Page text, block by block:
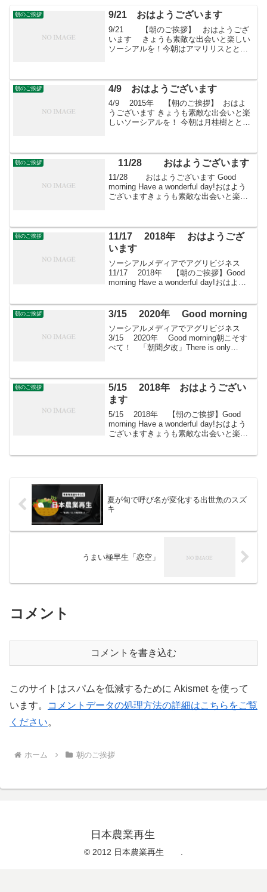
朝のご挨拶 9/21 おはようございます
9/21 【朝のご挨拶】 おはようござ
います きょうも素敵な出会いと楽しい
ソーシアルを！今朝はアマリリスととも
朝のご挨拶 4/9 おはようございます
4/9 2015年 【朝のご挨拶】 おはよ
うございます きょうも素敵な出会いと楽
しいソーシアルを！ 今朝は月桂樹ととも
はこちら
朝のご挨拶 11/28 おはようございます
11/28 おはようございます Good
morning Have a wonderful day!おはよう
ございますきょうも素敵な出会いと楽し
朝のご挨拶
11/17 2018年 おはようござ
います
ソーシアルメディアでアグリビジネス
11/17 2018年 【朝のご挨拶】Good
morning Have a wonderful day!おはよう
に・・・＊ 南アフ...
朝のご挨拶 3/15 2020年 Good morning
ソーシアルメディアでアグリビジネス
3/15 2020年 Good morning朝こそす
べて！ 「朝聞夕改」There is only
消...
朝のご挨拶
5/15 2018年 おはようござい
ます
5/15 2018年 【朝のご挨拶】Good
morning Have a wonderful day!おはよう
ございますきょうも素敵な出会いと楽し
夏が旬で呼び名が変化する出世魚のスズ
キ
うまい極早生「恋空」
コメント
コメントを書き込む
このサイトはスパムを低減するために Akismet を使って
います。
コメントデータの処理方法の詳細はこちらをご覧
ください。
ホーム 朝のご挨拶
日本農業再生
© 2012 日本農業再生 .